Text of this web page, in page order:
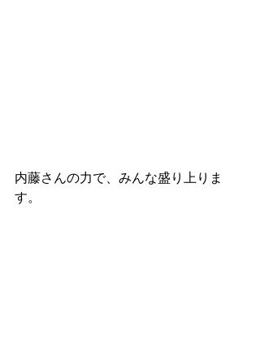
内藤さんの力で、みんな盛り上りま
す。